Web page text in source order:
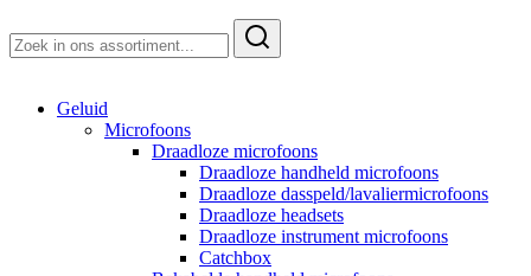
naar:
Geluid
Microfoons
Draadloze microfoons
Draadloze handheld microfoons
Draadloze dasspeld/lavaliermicrofoons
Draadloze headsets
Draadloze instrument microfoons
Catchbox